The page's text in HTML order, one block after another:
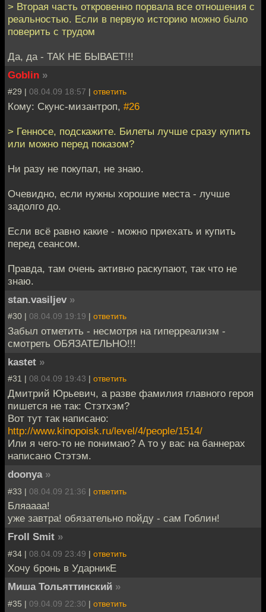
> Вторая часть откровенно порвала все отношения с
реальностью. Если в первую историю можно было
поверить с трудом
Да, да - ТАК НЕ БЫВАЕТ!!!
Goblin »
#29 | 08.04.09 18:57 | ответить
Кому: Скунс-мизантроп, #26
> Генносе, подскажите. Билеты лучше сразу купить
или можно перед показом?
Ни разу не покупал, не знаю.
Очевидно, если нужны хорошие места - лучше
задолго до.
Если всё равно какие - можно приехать и купить
перед сеансом.
Правда, там очень активно раскупают, так что не
знаю.
stan.vasiljev »
#30 | 08.04.09 19:19 | ответить
Забыл отметить - несмотря на гиперреализм -
смотреть ОБЯЗАТЕЛЬНО!!!
kastet »
#31 | 08.04.09 19:43 | ответить
Дмитрий Юрьевич, а разве фамилия главного героя
пишется не так: Стэтхэм?
Вот тут так написано:
http://www.kinopoisk.ru/level/4/people/1514/
Или я чего-то не понимаю? А то у вас на баннерах
написано Стэтэм.
doonya »
#33 | 08.04.09 21:36 | ответить
Бляаааа!
уже завтра! обязательно пойду - сам Гоблин!
Froll Smit »
#34 | 08.04.09 23:49 | ответить
Хочу бронь в УдарникЕ
Миша Тольяттинский »
#35 | 09.04.09 22:30 | ответить